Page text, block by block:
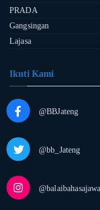
PRADA
Gangsingan
Lajasa
Ikuti Kami
@BBJateng
@bb_Jateng